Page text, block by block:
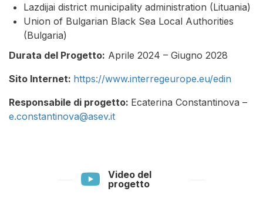
Lazdijai district municipality administration (Lituania)
Union of Bulgarian Black Sea Local Authorities
(Bulgaria)
Durata del Progetto: Aprile 2024 – Giugno 2028
Sito Internet: https://www.interregeurope.eu/edin
Responsabile di progetto: Ecaterina Constantinova –
e.constantinova@asev.it
Video del
progetto